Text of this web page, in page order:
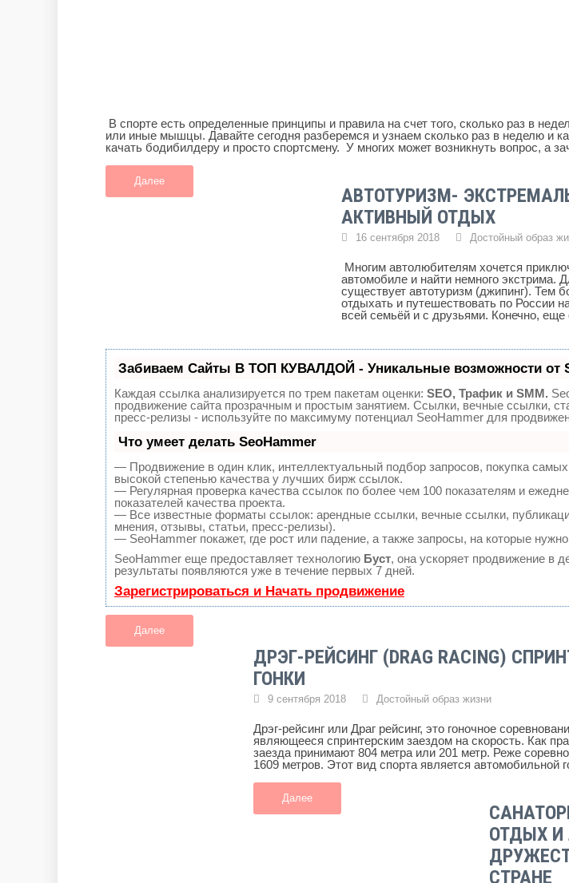
В спорте есть определенные принципы и правила на счет того, сколько раз в
или иные мышцы. Давайте сегодня разберемся и узнаем сколько раз в неделю и
качать бодибилдеру и просто спортсмену. У многих может возникнуть вопрос, а
Далее
АВТОТУРИЗМ-
АКТИВНЫЙ ОТДЫХ
16 сентября 2018 Достойный образ
Многим автолюбителям хочется
автомобиле и найти немного экстрима.
существует автотуризм (джипинг). Тем
отдыхать и путешествовать по России
всей семьёй и с друзьями. Конечно, еще
Забиваем Сайты В ТОП КУВАЛДОЙ - Уникальные возможности от
Каждая ссылка анализируется по трем пакетам оценки: SEO, Трафик и SMM.
продвижение сайта прозрачным и простым занятием. Ссылки, вечные ссылки,
пресс-релизы - используйте по максимуму потенциал SeoHammer для
Что умеет делать SeoHammer
— Продвижение в один клик, интеллектуальный подбор запросов, покупка
высокой степенью качества у лучших бирж ссылок.
— Регулярная проверка качества ссылок по более чем 100 показателям и
показателей качества проекта.
— Все известные форматы ссылок: арендные ссылки, вечные ссылки,
мнения, отзывы, статьи, пресс-релизы).
— SeoHammer покажет, где рост или падение, а также запросы, на которые
SeoHammer еще предоставляет технологию Буст, она ускоряет продвижение в
результаты появляются уже в течение первых 7 дней.
Зарегистрироваться и Начать продвижение
Далее
ДРЭГ-РЕЙСИНГ (DRAG RACING)
ГОНКИ
9 сентября 2018 Достойный образ жизни
Дрэг-рейсинг или Драг рейсинг, это гоночное
являющееся спринтерским заездом на скорость. Как
заезда принимают 804 метра или 201 метр. Реже
1609 метров. Этот вид спорта является автомобильной
Далее
ОТДЫХ И
СТРАНЕ